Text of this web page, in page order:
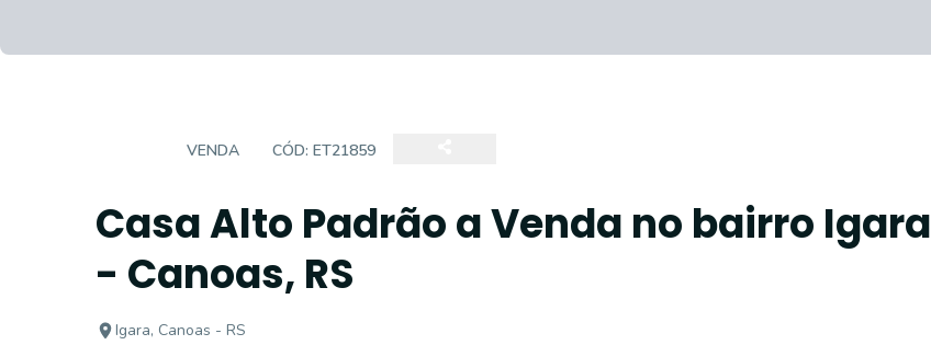
VENDA CÓD: ET21859
Casa Alto Padrão a Venda no bairro Igara
- Canoas, RS
Igara, Canoas - RS